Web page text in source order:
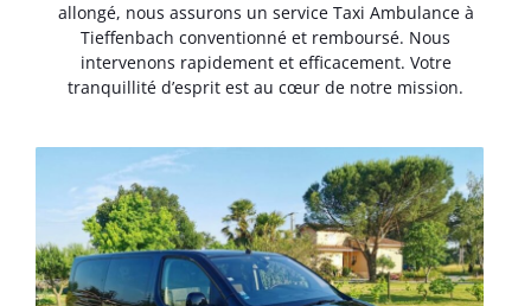
allongé, nous assurons un service Taxi Ambulance à
Tieffenbach conventionné et remboursé. Nous
intervenons rapidement et efficacement. Votre
tranquillité d’esprit est au cœur de notre mission.